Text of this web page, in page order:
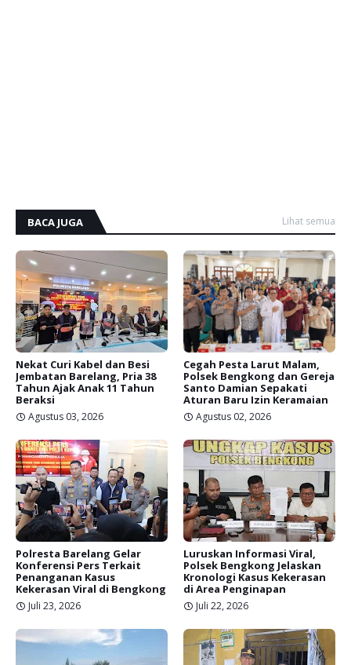
BACA JUGA Lihat semua
Nekat Curi Kabel dan Besi
Jembatan Barelang, Pria 38
Tahun Ajak Anak 11 Tahun
Beraksi
Agustus 03, 2026
Cegah Pesta Larut Malam,
Polsek Bengkong dan Gereja
Santo Damian Sepakati
Aturan Baru Izin Keramaian
Agustus 02, 2026
Polresta Barelang Gelar
Konferensi Pers Terkait
Penanganan Kasus
Kekerasan Viral di Bengkong
Juli 23, 2026
Luruskan Informasi Viral,
Polsek Bengkong Jelaskan
Kronologi Kasus Kekerasan
di Area Penginapan
Juli 22, 2026